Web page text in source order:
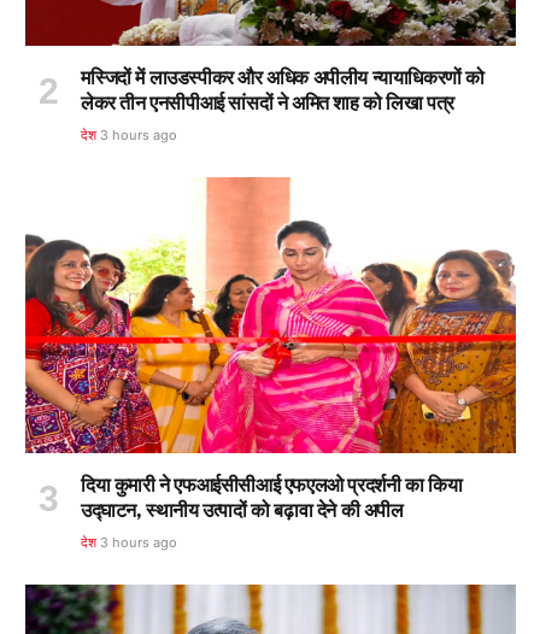
मस्जिदों में लाउडस्पीकर और अधिक अपीलीय न्यायाधिकरणों को
लेकर तीन एनसीपीआई सांसदों ने अमित शाह को लिखा पत्र
देश 3 hours ago
दिया कुमारी ने एफआईसीसीआई एफएलओ प्रदर्शनी का किया
उद्घाटन, स्थानीय उत्पादों को बढ़ावा देने की अपील
देश 3 hours ago